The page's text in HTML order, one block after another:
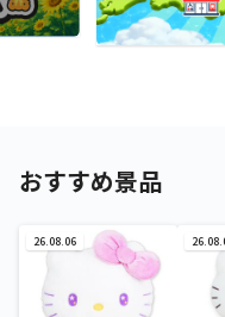
おすすめ景品
26.08.06